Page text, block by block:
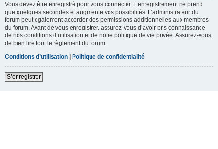
Vous devez être enregistré pour vous connecter. L’enregistrement ne prend
que quelques secondes et augmente vos possibilités. L’administrateur du
forum peut également accorder des permissions additionnelles aux membres
du forum. Avant de vous enregistrer, assurez-vous d’avoir pris connaissance
de nos conditions d’utilisation et de notre politique de vie privée. Assurez-vous
de bien lire tout le règlement du forum.
Conditions d’utilisation | Politique de confidentialité
S’enregistrer